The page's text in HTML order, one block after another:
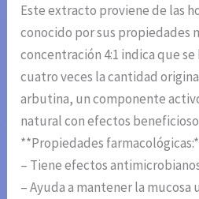
Este extracto proviene de las
conocido por sus propiedades
concentración 4:1 indica que
cuatro veces la cantidad
arbutina, un componente
natural con efectos
**Propiedades
– Tiene efectos
– Ayuda a mantener la mucosa